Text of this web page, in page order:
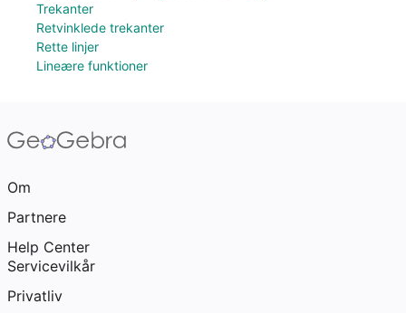
Trekanter
Retvinklede trekanter
Rette linjer
Lineære funktioner
Om
Partnere
Help Center
Servicevilkår
Privatliv